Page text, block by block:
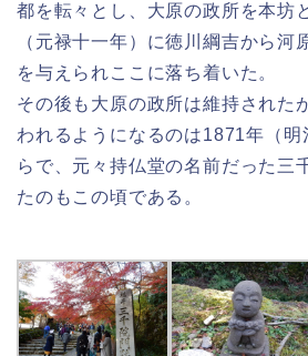
都を転々とし、大原の政所を本坊
（元禄十一年）に徳川綱吉から河
を与えられここに落ち着いた。
その後も大原の政所は維持された
われるようになるのは1871年（明
らで、元々持仏堂の名前だった三
たのもこの頃である。